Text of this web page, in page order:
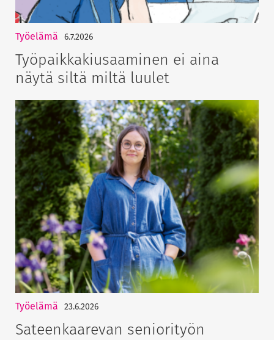
Työelämä 6.7.2026
Työpaikkakiusaaminen ei aina
näytä siltä miltä luulet
Työelämä 23.6.2026
Sateenkaarevan seniorityön